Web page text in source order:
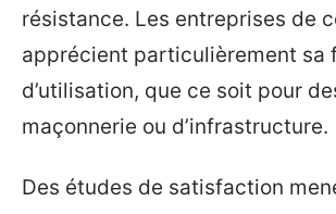
résistance. Les entreprises de
apprécient particulièrement sa
d’utilisation, que ce soit pour
maçonnerie ou d’infrastructure.
Des études de satisfaction